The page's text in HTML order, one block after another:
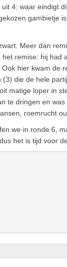
4: waar eindigt
gambietje
Meer dan
remise: hij had
hier kwam de
die de hele
matige loper in
te dringen en
roemrucht
we in ronde 6,
het is tijd voor